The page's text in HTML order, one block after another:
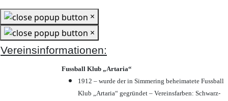
×
×
Vereinsinformationen:
Fussball Klub „Artaria“
1912 – wurde der in Simmering beheimatete Fussball
Klub „Artaria“ gegründet – Vereinsfarben: Schwarz-